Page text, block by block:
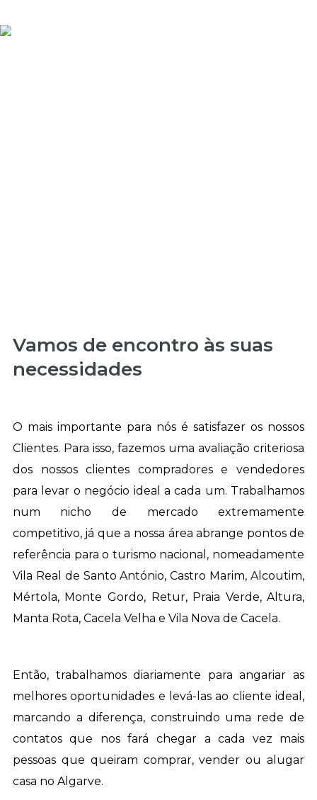
Vamos de encontro às suas
necessidades
O mais importante para nós é satisfazer os nossos
Clientes. Para isso, fazemos uma avaliação criteriosa
dos nossos clientes compradores e vendedores
para levar o negócio ideal a cada um. Trabalhamos
num nicho de mercado extremamente
competitivo, já que a nossa área abrange pontos de
referência para o turismo nacional, nomeadamente
Vila Real de Santo António, Castro Marim, Alcoutim,
Mértola, Monte Gordo, Retur, Praia Verde, Altura,
Manta Rota, Cacela Velha e Vila Nova de Cacela.
Então, trabalhamos diariamente para angariar as
melhores oportunidades e levá-las ao cliente ideal,
marcando a diferença, construindo uma rede de
contatos que nos fará chegar a cada vez mais
pessoas que queiram comprar, vender ou alugar
casa no Algarve.